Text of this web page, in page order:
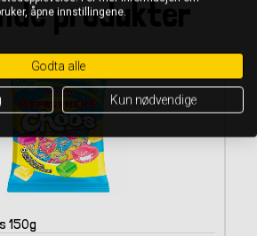
produkter
150g
åpne innstillingene.
Godta alle
Kun nødvendige